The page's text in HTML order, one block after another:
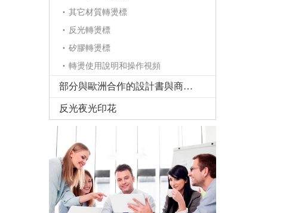
其它材質轉燙標
反光轉燙標
矽膠轉燙標
轉燙使用說明和操作視頻
部分與歐洲合作的設計書與商標書
反光夜光印花